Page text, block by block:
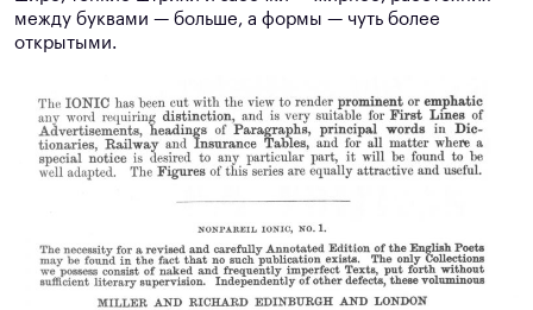
между буквами — больше, а формы — чуть более
открытыми.